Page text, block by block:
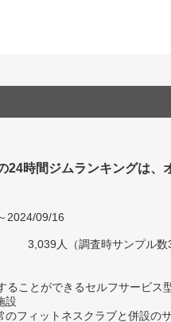
24時間ジムランキングは、
2024/09/16
3,039人（調査時サンプル数
ることができるセルフサービス
設
のフィットネスクラブと併設の